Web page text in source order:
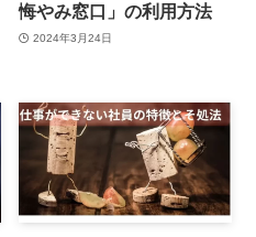
悔やみ窓口」の利用方法
2024年3月24日